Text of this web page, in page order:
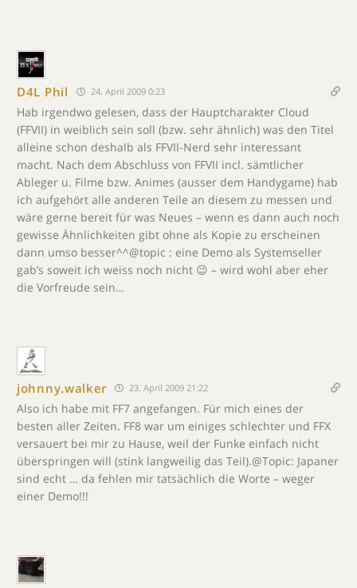
D4L Phil 24. April 2009 0:23
Hab irgendwo gelesen, dass der Hauptcharakter Cloud
(FFVII) in weiblich sein soll (bzw. sehr ähnlich) was den Titel
alleine schon deshalb als FFVII-Nerd sehr interessant
macht. Nach dem Abschluss von FFVII incl. sämtlicher
Ableger u. Filme bzw. Animes (ausser dem Handygame) hab
ich aufgehört alle anderen Teile an diesem zu messen und
wäre gerne bereit für was Neues – wenn es dann auch noch
gewisse Ähnlichkeiten gibt ohne als Kopie zu erscheinen
dann umso besser^^@topic : eine Demo als Systemseller
gab’s soweit ich weiss noch nicht 😉 – wird wohl aber eher
die Vorfreude sein…
johnny.walker 23. April 2009 21:22
Also ich habe mit FF7 angefangen. Für mich eines der
besten aller Zeiten. FF8 war um einiges schlechter und FFX
versauert bei mir zu Hause, weil der Funke einfach nicht
überspringen will (stink langweilig das Teil).@Topic: Japaner
sind echt … da fehlen mir tatsächlich die Worte – weger
einer Demo!!!